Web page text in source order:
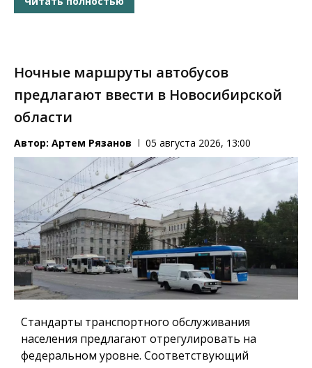
Ночные маршруты автобусов
предлагают ввести в Новосибирской
области
Автор: Артем Рязанов 05 августа 2026, 13:00
Стандарты транспортного обслуживания
населения предлагают отрегулировать на
федеральном уровне. Соответствующий